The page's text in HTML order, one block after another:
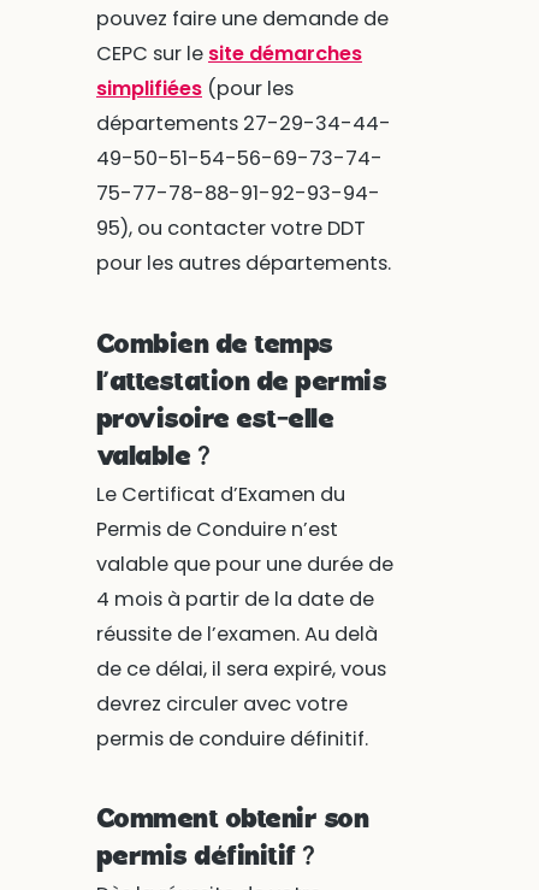
pouvez faire une demande de
CEPC sur le site démarches
simplifiées(pour les
départements 27-29-34-44-
49-50-51-54-56-69-73-74-
75-77-78-88-91-92-93-94-
95), ou contacter votre DDT
pour les autres départements.
Combien de temps
l’attestation de permis
provisoire est-elle
valable ?
Le Certificat d’Examen du
Permis de Conduire n’est
valable que pour une durée de
4 mois à partir de la date de
réussite de l’examen. Au delà
de ce délai, il sera expiré, vous
devrez circuler avec votre
permis de conduire définitif.
Comment obtenir son
permis définitif ?